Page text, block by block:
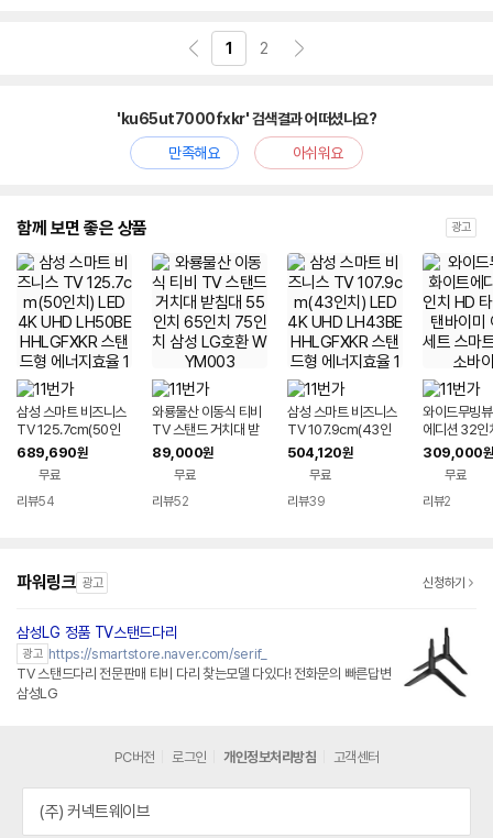
1 2
'ku65ut7000fxkr' 검색결과 어떠셨나요?
만족해요
아쉬워요
함께 보면 좋은 상품 광고
삼성 스마트 비즈니스
TV 125.7cm(50인
치) LED 4K UHD LH
50BEHHLGFXKR 스
탠드형 에너지효율 1등
급 WiFi
689,690원
무료
리뷰54
와룡물산 이동식 티비
TV 스탠드 거치대 받
침대 55인치 65인치
75인치 삼성 LG호환
WYM003
89,000원
무료
리뷰52
삼성 스마트 비즈니스
TV 107.9cm(43인
치) LED 4K UHD LH
43BEHHLGFXKR 스
탠드형 에너지효율 1등
급 WiFi
504,120원
무료
리뷰39
와이드무빙
에디션 32인
원형 삼탠바
식 세트 스
소바이미
309,000원
무료
리뷰2
파워링크 광고 신청하기
삼성LG 정품 TV스탠드다리
광고 https://smartstore.naver.com/serif_
TV 스탠드다리 전문판매 티비 다리 찾는모델 다있다! 전화문의 빠른답변
삼성LG
PC버전 로그인 개인정보처리방침 고객센터
(주) 커넥트웨이브